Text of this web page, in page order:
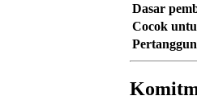
Dasar
Cocok